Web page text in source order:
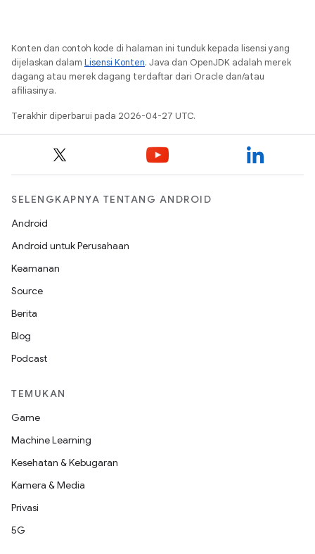
Konten dan contoh kode di halaman ini tunduk kepada lisensi yang
dijelaskan dalam Lisensi Konten. Java dan OpenJDK adalah merek
dagang atau merek dagang terdaftar dari Oracle dan/atau
afiliasinya.
Terakhir diperbarui pada 2026-04-27 UTC.
SELENGKAPNYA TENTANG ANDROID
Android
Android untuk Perusahaan
Keamanan
Source
Berita
Blog
Podcast
TEMUKAN
Game
Machine Learning
Kesehatan & Kebugaran
Kamera & Media
Privasi
5G